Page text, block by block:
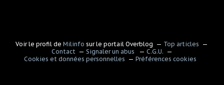
Voir le profil deMilinfo sur le portail Overblog
Top articles
Contact
Signaler un abus
C.G.U.
Cookies et données personnelles
Préférences cookies